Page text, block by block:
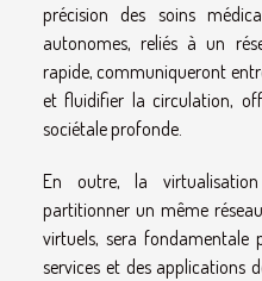
précision des soins
autonomes, reliés à un
rapide, communiqueront
et fluidifier la circulation,
sociétale profonde.
En outre, la
partitionner un même
virtuels, sera fondamentale
services et des applications